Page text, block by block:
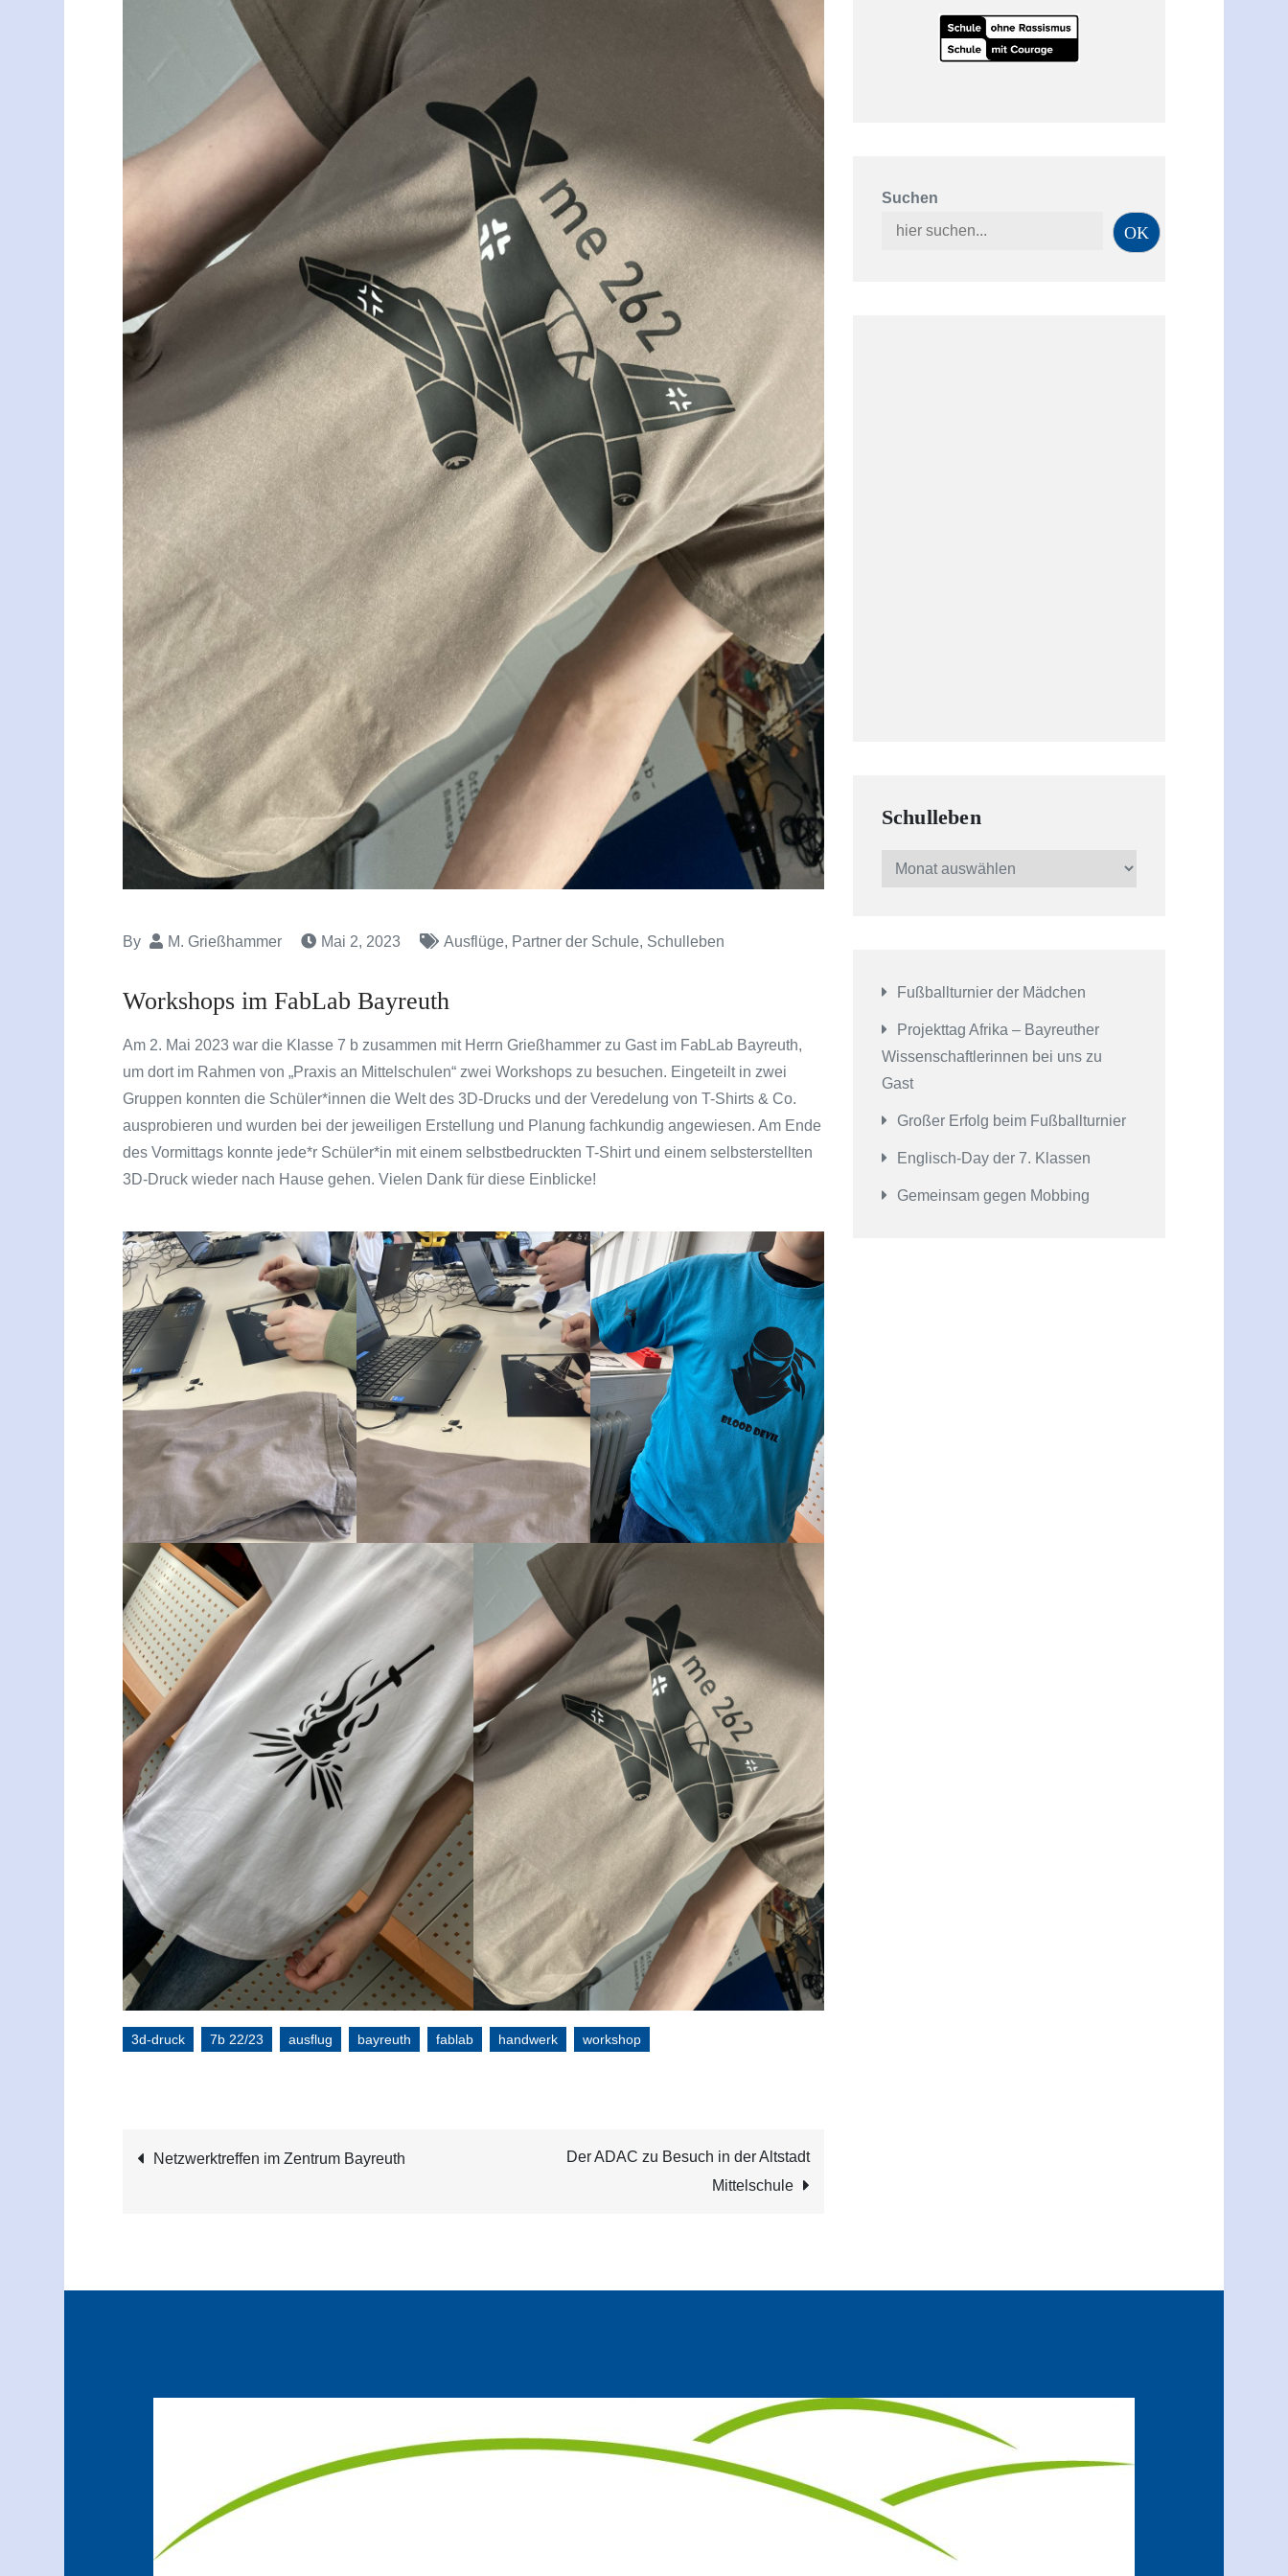
By M. Grießhammer Mai 2, 2023 Ausflüge, Partner der Schule, Schulleben
Workshops im FabLab Bayreuth
Am 2. Mai 2023 war die Klasse 7 b zusammen mit Herrn Grießhammer zu Gast im FabLab Bayreuth,
um dort im Rahmen von „Praxis an Mittelschulen“ zwei Workshops zu besuchen. Eingeteilt in zwei
Gruppen konnten die Schüler*innen die Welt des 3D-Drucks und der Veredelung von T-Shirts & Co.
ausprobieren und wurden bei der jeweiligen Erstellung und Planung fachkundig angewiesen. Am Ende
des Vormittags konnte jede*r Schüler*in mit einem selbstbedruckten T-Shirt und einem selbsterstellten
3D-Druck wieder nach Hause gehen. Vielen Dank für diese Einblicke!
3d-druck 7b 22/23 ausflug bayreuth fablab handwerk workshop
Beitragsnavigation
Netzwerktreffen im Zentrum Bayreuth
Der ADAC zu Besuch in der Altstadt
Mittelschule
Suchen
OK
Schulleben
Schulleben
Fußballturnier der Mädchen
Projekttag Afrika – Bayreuther
Wissenschaftlerinnen bei uns zu
Gast
Großer Erfolg beim Fußballturnier
Englisch-Day der 7. Klassen
Gemeinsam gegen Mobbing